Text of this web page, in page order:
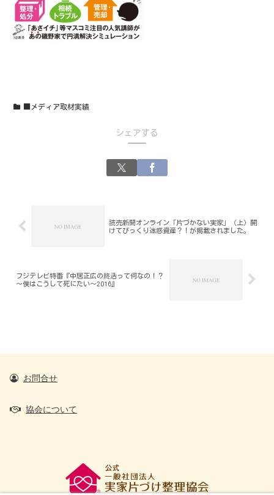
■メディア取材実績
シェアする
読売新聞オンライン「片づかない実家」（上）開
けてびっくり迷惑資産？！が掲載されました。
フジテレビ特番『中居正広の終活って何なの！？
～僕はこうして死にたい～2016』
お問合せ
協会について